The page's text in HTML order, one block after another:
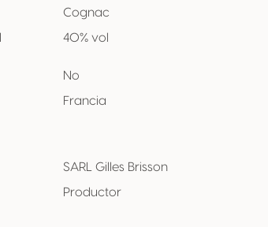
Cognac
40% vol
No
Francia
SARL Gilles Brisson
Productor